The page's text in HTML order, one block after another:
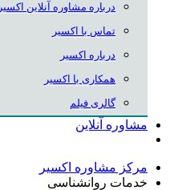
درباره مشاوره آنلاین اکسیر
تماس با اکسیر
درباره اکسیر
همکاری با اکسیر
گالری فیلم
مشاوره آنلاین
مرکز مشاوره اکسیر
خدمات روانشناسی